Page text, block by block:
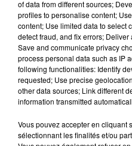
DERNIERS TITRES
4h19
4h19
of data from different sources;
profiles to personalise content;
content; Use limited data to select
detect fraud, and fix errors;
Save and communicate privacy
process personal data such as IP
following functionalities: Identify
requested; Use precise
other data sources; Link different
information transmitted
Vous pouvez accepter en cliquant
sélectionnant les finalités et/ou